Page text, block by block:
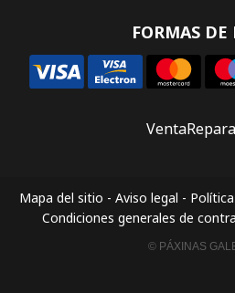
FORMAS DE
Venta
Mapa del sitio - Aviso legal -
Condiciones generales de
© PÁXINAS